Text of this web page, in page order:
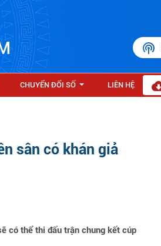
CHUYỂN ĐỔI SỐ LIÊN HỆ
sân có khán giả
có thể thi đấu trận chung kết cúp